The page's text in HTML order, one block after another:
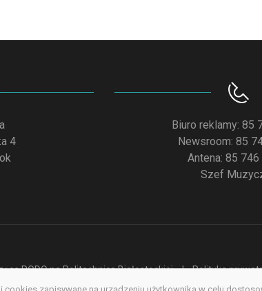
4
Biuro reklamy: 85
Newsroom: 85
Antena: 85
Szef
RODO na Politechnice Białostockiej Polityka